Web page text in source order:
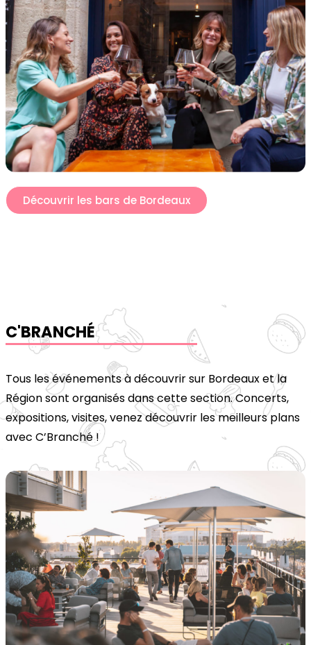
Découvrir les bars de Bordeaux
C'BRANCHÉ
Tous les événements à découvrir sur Bordeaux et la
Région sont organisés dans cette section. Concerts,
expositions, visites, venez découvrir les meilleurs plans
avec C’Branché !